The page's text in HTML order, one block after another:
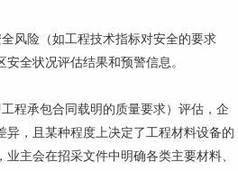
风险（如工程技术指标对安全的要求
全状况评估结果和预警信息。
程承包合同载明的质量要求）评估，企
，且某种程度上决定了工程材料设备的
主会在招采文件中明确各类主要材料、